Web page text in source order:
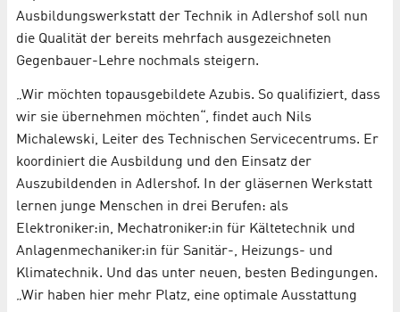
Ausbildungswerkstatt der Technik in Adlershof soll nun
die Qualität der bereits mehrfach ausgezeichneten
Gegenbauer-Lehre nochmals steigern.
„Wir möchten topausgebildete Azubis. So qualifiziert, dass
wir sie übernehmen möchten“, findet auch Nils
Michalewski, Leiter des Technischen Servicecentrums. Er
koordiniert die Ausbildung und den Einsatz der
Auszubildenden in Adlershof. In der gläsernen Werkstatt
lernen junge Menschen in drei Berufen: als
Elektroniker:in, Mechatroniker:in für Kältetechnik und
Anlagenmechaniker:in für Sanitär-, Heizungs- und
Klimatechnik. Und das unter neuen, besten Bedingungen.
„Wir haben hier mehr Platz, eine optimale Ausstattung